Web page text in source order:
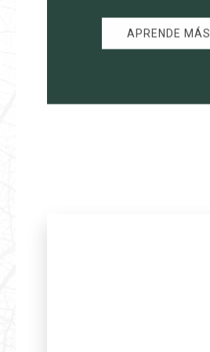
APRENDE MÁS